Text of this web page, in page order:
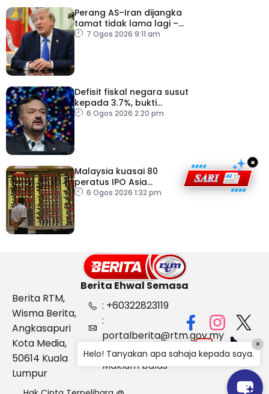
Perang AS–Iran dijangka
tamat tidak lama lagi –
Trump
7 Ogos 2026 9:11 am
Defisit fiskal negara susut
kepada 3.7%, bukti
keyakinan pelabur masih
6 Ogos 2026 2:20 pm
Malaysia kuasai 80
peratus IPO Asia
Tenggara, kumpul AS$1.4
6 Ogos 2026 1:32 pm
×
Berita Ehwal Semasa
Berita RTM,
Wisma Berita,
Angkasapuri
Kota Media,
50614 Kuala
Lumpur
: +60322823119
:
portalberita@rtm.gov.my
: Aduan &
Maklum balas
Helo! Tanyakan apa sahaja kepada saya.
×